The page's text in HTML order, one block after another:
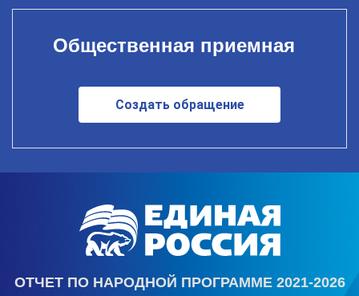
Общественная приемная
Создать обращение
ОТЧЕТ ПО НАРОДНОЙ ПРОГРАММЕ 2021-2026